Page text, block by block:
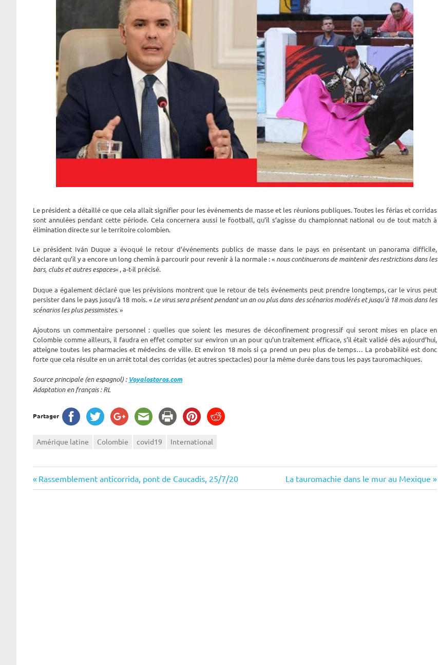
Le président a détaillé ce que cela allait signifier pour les événements de masse et les réunions publiques. Toutes les férias et corridas
sont annulées pendant cette période. Cela concernera aussi le football, qu’il s’agisse du championnat national ou de tout match à
élimination directe sur le territoire colombien.
Le président Iván Duque a évoqué le retour d’événements publics de masse dans le pays en présentant un panorama difficile,
déclarant qu’il y a encore un long chemin à parcourir pour revenir à la normale : « nous continuerons de maintenir des restrictions dans les
bars, clubs et autres espaces« , a-t-il précisé.
Duque a également déclaré que les prévisions montrent que le retour de tels événements peut prendre longtemps, car le virus peut
persister dans le pays jusqu’à 18 mois. « Le virus sera présent pendant un an ou plus dans des scénarios modérés et jusqu’à 18 mois dans les
scénarios les plus pessimistes. »
Ajoutons un commentaire personnel : quelles que soient les mesures de déconfinement progressif qui seront mises en place en
Colombie comme ailleurs, il faudra en effet compter sur environ un an pour qu’un traitement efficace, s’il était validé dès aujourd’hui,
atteigne toutes les pharmacies et médecins de ville. Et environ 18 mois si ça prend un peu plus de temps… La probabilité est donc
forte que cela résulte en un arrêt total des corridas (et autres spectacles) pour la même durée dans tous les pays tauromachiques.
Source principale (en espagnol) : Voyalostoros.com
Adaptation en français : RL
Partager
Amérique latine Colombie covid19 International
Navigation
Previous
Post:
Rassemblement anticorrida, pont de Caucadis, 25/7/20
Next
Post:
La tauromachie dans le mur au Mexique